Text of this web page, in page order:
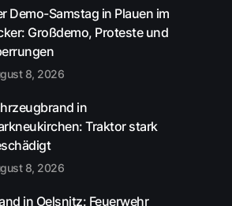
Demo-Samstag in Plauen im
Großdemo, Proteste und
8, 2026
in
Traktor stark
8, 2026
in Oelsnitz: Feuerwehr